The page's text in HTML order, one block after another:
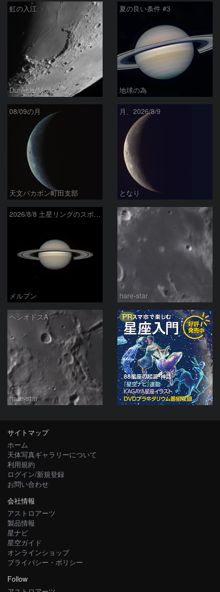
虹の入江
DunkelerMond
夏の良い条件 #3
地球の為
08/09の月
天文バカボン町田支部
月、2026/8/9
となり
2026/8/8 土星リングのスポーク
メルプン
マルト
hare-star
ヘシオドスA
hare-star
PR
サイトマップ
ホーム
天体写真ギャラリーについて
利用規約
ログイン/新規登録
お問い合わせ
会社情報
アストロアーツ
製品情報
星ナビ
星空ガイド
オンラインショップ
プライバシー・ポリシー
Follow